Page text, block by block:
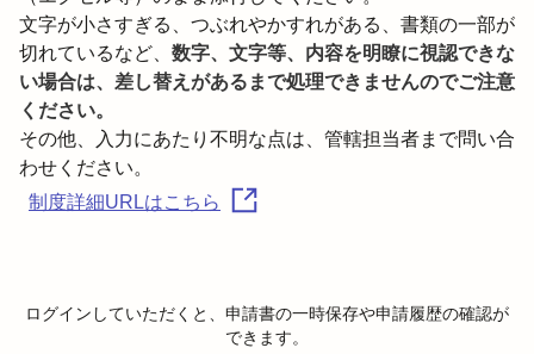
文字が小さすぎる、つぶれやかすれがある、書類の一部が
切れているなど、 数字、文字等、内容を明瞭に視認できな
い場合は、差し替えがあるまで処理できませんのでご注意
ください。
その他、入力にあたり不明な点は、管轄担当者まで問い合
わせください。
制度詳細URLはこちら
ログインしていただくと、申請書の一時保存や申請履歴の確認が
できます。